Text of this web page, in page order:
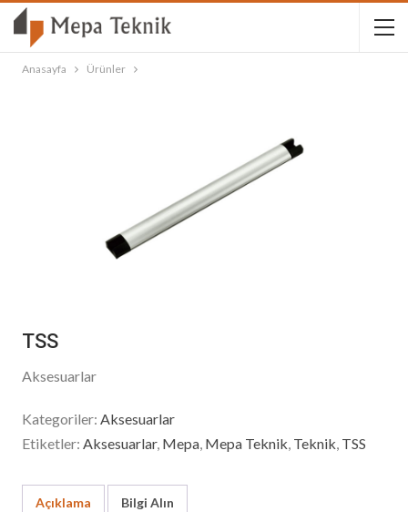
Anasayfa Ürünler
TSS
Aksesuarlar
Kategoriler: Aksesuarlar
Etiketler: Aksesuarlar, Mepa, Mepa Teknik, Teknik, TSS
Açıklama Bilgi Alın